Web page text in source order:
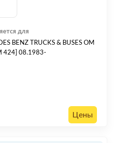
для
BENZ TRUCKS & BUSES OM
424] 08.1983-
Цены